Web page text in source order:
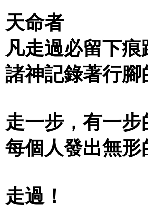
天命者
凡走過必留下痕
諸神記錄著行腳
走一步，有一步
每個人發出無形
走過！